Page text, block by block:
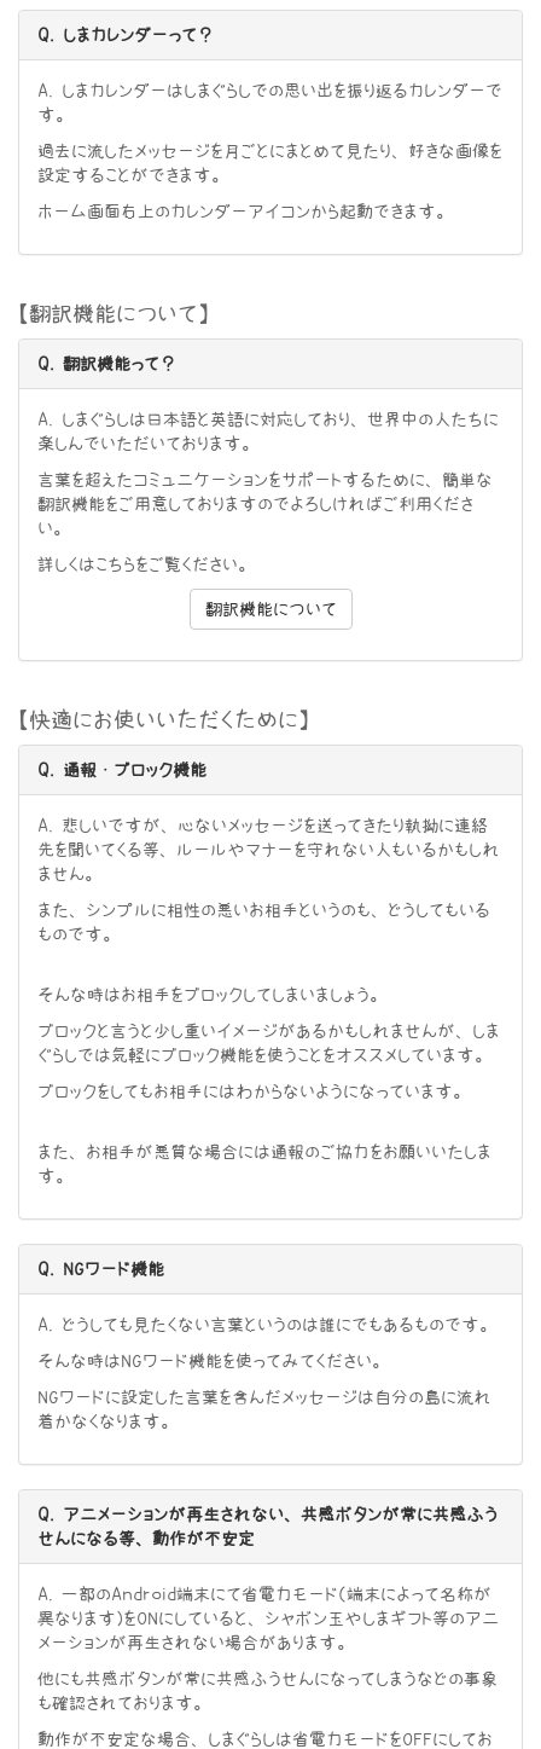
Q. しまカレンダーって？
A. しまカレンダーはしまぐらしでの思い出を振り返るカレンダーで
す。
過去に流したメッセージを月ごとにまとめて見たり、好きな画像を
設定することができます。
ホーム画面右上のカレンダーアイコンから起動できます。
【翻訳機能について】
Q. 翻訳機能って？
A. しまぐらしは日本語と英語に対応しており、世界中の人たちに
楽しんでいただいております。
言葉を超えたコミュニケーションをサポートするために、簡単な
翻訳機能をご用意しておりますのでよろしければご利用くださ
い。
詳しくはこちらをご覧ください。
翻訳機能について
【快適にお使いいただくために】
Q. 通報・ブロック機能
A. 悲しいですが、心ないメッセージを送ってきたり執拗に連絡
先を聞いてくる等、ルールやマナーを守れない人もいるかもしれ
ません。
また、シンプルに相性の悪いお相手というのも、どうしてもいる
ものです。
そんな時はお相手をブロックしてしまいましょう。
ブロックと言うと少し重いイメージがあるかもしれませんが、しま
ぐらしでは気軽にブロック機能を使うことをオススメしています。
ブロックをしてもお相手にはわからないようになっています。
また、お相手が悪質な場合には通報のご協力をお願いいたしま
す。
Q. NGワード機能
A. どうしても見たくない言葉というのは誰にでもあるものです。
そんな時はNGワード機能を使ってみてください。
NGワードに設定した言葉を含んだメッセージは自分の島に流れ
着かなくなります。
Q. アニメーションが再生されない、共感ボタンが常に共感ふう
せんになる等、動作が不安定
A. 一部のAndroid端末にて省電力モード（端末によって名称が
異なります）をONにしていると、シャボン玉やしまギフト等のアニ
メーションが再生されない場合があります。
他にも共感ボタンが常に共感ふうせんになってしまうなどの事象
も確認されております。
動作が不安定な場合、しまぐらしは省電力モードをOFFにしてお